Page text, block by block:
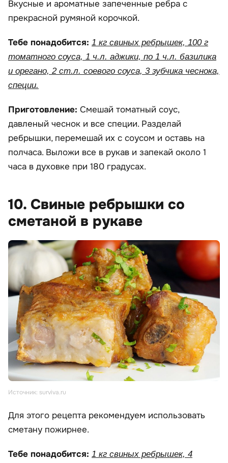
Вкусные и ароматные запеченные ребра с
прекрасной румяной корочкой.
Тебе понадобится: 1 кг свиных ребрышек, 100 г
томатного соуса, 1 ч.л. аджики, по 1 ч.л. базилика
и орегано, 2 ст.л. соевого соуса, 3 зубчика чеснока,
специи.
Приготовление: Смешай томатный соус,
давленый чеснок и все специи. Разделай
ребрышки, перемешай их с соусом и оставь на
полчаса. Выложи все в рукав и запекай около 1
часа в духовке при 180 градусах.
10. Свиные ребрышки со
сметаной в рукаве
Источник: surviva.ru
Для этого рецепта рекомендуем использовать
сметану пожирнее.
Тебе понадобится: 1 кг свиных ребрышек, 4